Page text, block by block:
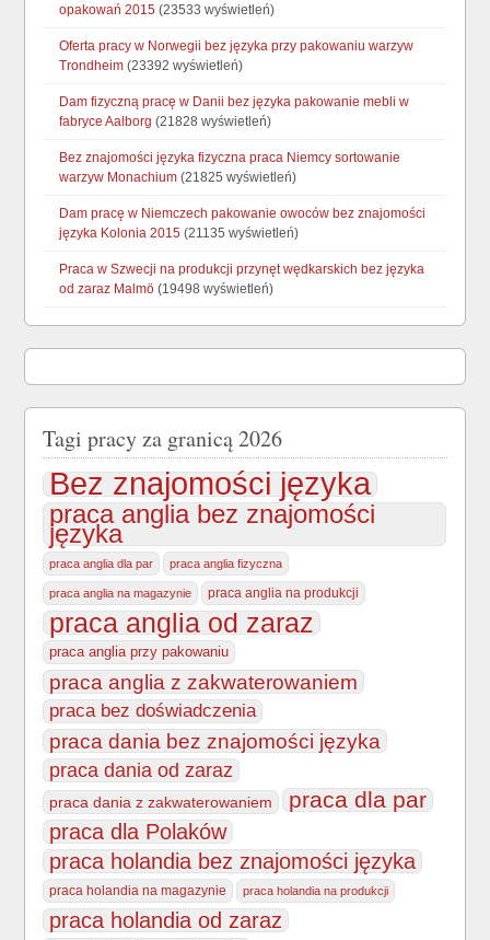
opakowań 2015 (23533 wyświetleń)
Oferta pracy w Norwegii bez języka przy pakowaniu warzyw
Trondheim (23392 wyświetleń)
Dam fizyczną pracę w Danii bez języka pakowanie mebli w
fabryce Aalborg (21828 wyświetleń)
Bez znajomości języka fizyczna praca Niemcy sortowanie
warzyw Monachium (21825 wyświetleń)
Dam pracę w Niemczech pakowanie owoców bez znajomości
języka Kolonia 2015 (21135 wyświetleń)
Praca w Szwecji na produkcji przynęt wędkarskich bez języka
od zaraz Malmö (19498 wyświetleń)
Tagi pracy za granicą 2026
Bez znajomości języka
praca anglia bez znajomości
języka
praca anglia dla par praca anglia fizyczna
praca anglia na magazynie praca anglia na produkcji
praca anglia od zaraz
praca anglia przy pakowaniu
praca anglia z zakwaterowaniem
praca bez doświadczenia
praca dania bez znajomości języka
praca dania od zaraz
praca dania z zakwaterowaniem praca dla par
praca dla Polaków
praca holandia bez znajomości języka
praca holandia na magazynie praca holandia na produkcji
praca holandia od zaraz